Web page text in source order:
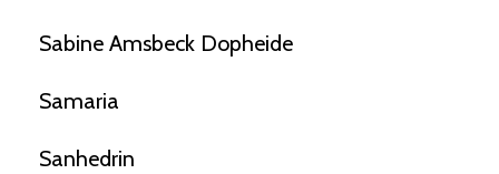
Sabine Amsbeck Dopheide
Samaria
Sanhedrin